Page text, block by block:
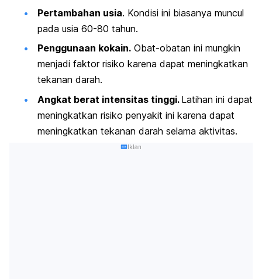
Pertambahan usia. Kondisi ini biasanya muncul
pada usia 60-80 tahun.
Penggunaan kokain. Obat-obatan ini mungkin
menjadi faktor risiko karena dapat meningkatkan
tekanan darah.
Angkat berat intensitas tinggi. Latihan ini dapat
meningkatkan risiko penyakit ini karena dapat
meningkatkan tekanan darah selama aktivitas.
Iklan